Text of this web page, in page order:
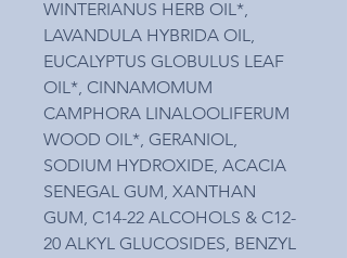
WINTERIANUS HERB OIL*,
LAVANDULA HYBRIDA OIL,
EUCALYPTUS GLOBULUS LEAF
OIL*, CINNAMOMUM
CAMPHORA LINALOOLIFERUM
WOOD OIL*, GERANIOL,
SODIUM HYDROXIDE, ACACIA
SENEGAL GUM, XANTHAN
GUM, C14-22 ALCOHOLS & C12-
20 ALKYL GLUCOSIDES, BENZYL